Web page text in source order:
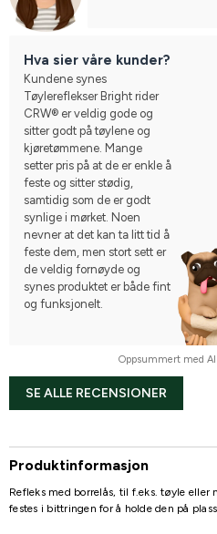
Hva sier våre kunder?
Kundene synes
Tøylereflekser Bright rider
CRW® er veldig gode og
sitter godt på tøylene og
kjøretømmene. Mange
setter pris på at de er enkle å
feste og sitter stødig,
samtidig som de er godt
synlige i mørket. Noen
nevner at det kan ta litt tid å
feste dem, men stort sett er
de veldig fornøyde og
synes produktet er både fint
og funksjonelt.
Oppsummert med AI
SE ALLE RECENSIONER
Produktinformasjon
Refleks med borrelås, til f.eks. tøyle eller
festes i bittringen for å holde den på